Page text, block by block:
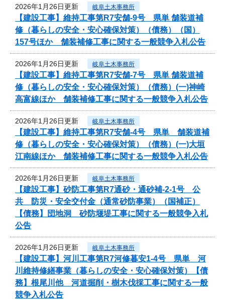
2026年1月26日更新 岐阜土木事務所
【建設工事】維持工事第R7安舗-9号 県単 舗装道補
修（暮らしの安全・安心確保対策）（債務）（国）
157号ほか 舗装補修工事に関する一般競争入札公告
2026年1月26日更新 岐阜土木事務所
【建設工事】維持工事第R7安舗-7号 県単 舗装道補
修（暮らしの安全・安心確保対策）（債務）(一)神崎
高富線ほか 舗装補修工事に関する一般競争入札公告
2026年1月26日更新 岐阜土木事務所
【建設工事】維持工事第R7安舗-4号 県単 舗装道補
修（暮らしの安全・安心確保対策）（債務）(一)大垣
江南線ほか 舗装補修工事に関する一般競争入札公告
2026年1月26日更新 岐阜土木事務所
【建設工事】砂防工事第R7通砂・通砂補-2-1号 公
共 防災・安全交付金（通常砂防事業）（国補正）
【債務】団地洞 砂防堰堤工事に関する一般競争入札
公告
2026年1月26日更新 岐阜土木事務所
【建設工事】河川工事第R7河修暮安1-4号 県単 河
川維持修繕事業（暮らしの安全・安心確保対策）【債
務】根尾川他 河道掘削・樹木伐採工事に関する一般
競争入札公告